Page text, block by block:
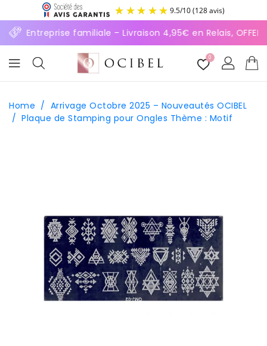
9.5/10
⚡ Entreprise familiale – Livraison 4,95€ en Relais,
0
Home / Arrivage Octobre 2025 – Nouveautés OCIBEL
/ Plaque de Stamping pour Ongles Thème : Motif
AUX